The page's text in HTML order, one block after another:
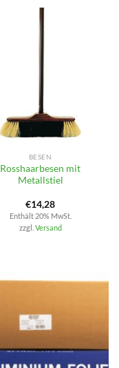
BESEN
Rosshaarbesen mit
Metallstiel
€14,28
Enthält 20% MwSt.
zzgl. Versand